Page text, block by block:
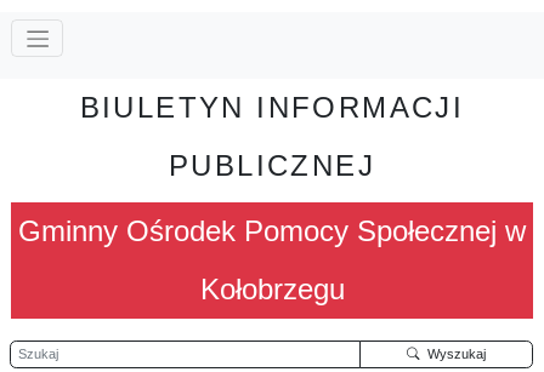
BIULETYN INFORMACJI
PUBLICZNEJ
Gminny Ośrodek Pomocy Społecznej w
Kołobrzegu
Szukaj Wyszukaj